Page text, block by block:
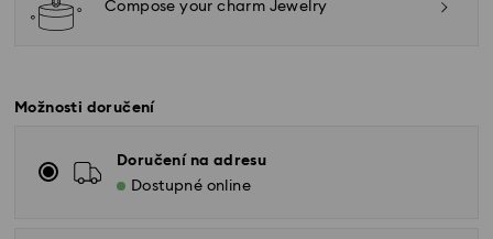
Compose your charm Jewelry
Možnosti doručení
Doručení na adresu
Dostupné online